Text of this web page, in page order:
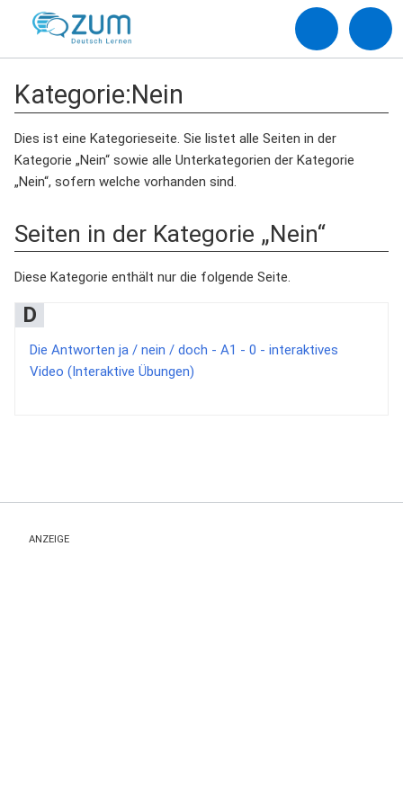
Kategorie:Nein
Dies ist eine Kategorieseite. Sie listet alle Seiten in der
Kategorie „Nein“ sowie alle Unterkategorien der Kategorie
„Nein“, sofern welche vorhanden sind.
Seiten in der Kategorie „Nein“
Diese Kategorie enthält nur die folgende Seite.
D
Die Antworten ja / nein / doch - A1 - 0 - interaktives
Video (Interaktive Übungen)
ANZEIGE